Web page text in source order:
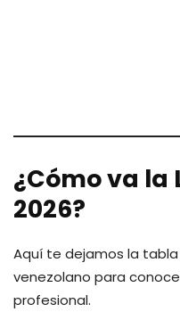
¿Cómo va la
2026?
Aquí te dejamos la
venezolano para
profesional.